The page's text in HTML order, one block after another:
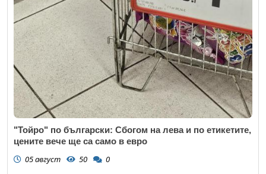
"Тойро" по български: Сбогом на лева и по етикетите,
цените вече ще са само в евро
05 август 50 0